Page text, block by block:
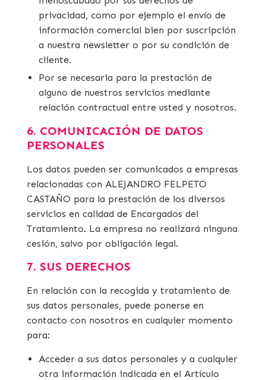
privacidad, como por ejemplo el envío de
información comercial bien por suscripción
a nuestra newsletter o por su condición de
cliente.
Por se necesaria para la prestación de
alguno de nuestros servicios mediante
relación contractual entre usted y nosotros.
6. COMUNICACIÓN DE DATOS
PERSONALES
Los datos pueden ser comunicados a empresas
relacionadas con ALEJANDRO FELPETO
CASTAÑO para la prestación de los diversos
servicios en calidad de Encargados del
Tratamiento. La empresa no realizará ninguna
cesión, salvo por obligación legal.
7. SUS DERECHOS
En relación con la recogida y tratamiento de
sus datos personales, puede ponerse en
contacto con nosotros en cualquier momento
para:
Acceder a sus datos personales y a cualquier
otra información indicada en el Artículo